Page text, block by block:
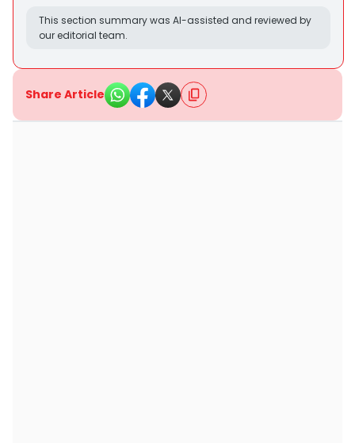
This section summary was AI-assisted and reviewed by
our editorial team.
Share Article